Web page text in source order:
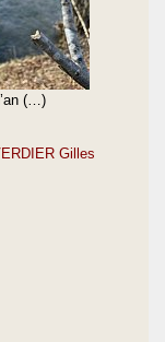
(…)
Gilles